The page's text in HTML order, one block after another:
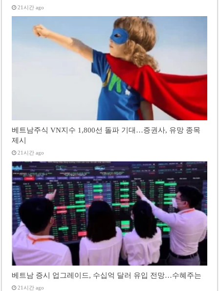
21시간 ago
베트남주식 VN지수 1,800선 돌파 기대…증권사, 유망 종목
제시
21시간 ago
베트남 증시 업그레이드, 수십억 달러 유입 전망…수혜주는
21시간 ago